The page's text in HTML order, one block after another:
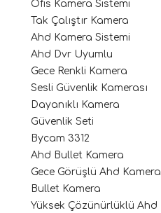
Ofis Kamera Sistemi
Tak Çalıştır Kamera
Ahd Kamera Sistemi
Ahd Dvr Uyumlu
Gece Renkli Kamera
Sesli Güvenlik Kamerası
Dayanıklı Kamera
Güvenlik Seti
Bycam 3312
Ahd Bullet Kamera
Gece Görüşlü Ahd Kamera
Bullet Kamera
Yüksek Çözünürlüklü Ahd